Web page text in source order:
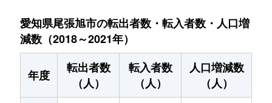
愛知県尾張旭市の転出者数・転入者数・人口増
減数（2018～2021年）
年度
転出者数
（人）
転入者数
（人）
人口増減数
（人）